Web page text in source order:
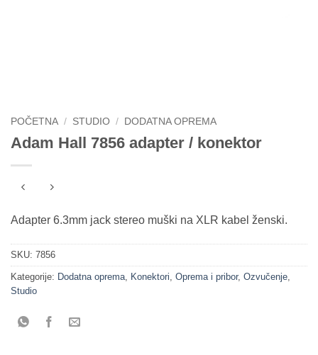
POČETNA / STUDIO / DODATNA OPREMA
Adam Hall 7856 adapter / konektor
Adapter 6.3mm jack stereo muški na XLR kabel ženski.
SKU: 7856
Kategorije: Dodatna oprema, Konektori, Oprema i pribor, Ozvučenje,
Studio